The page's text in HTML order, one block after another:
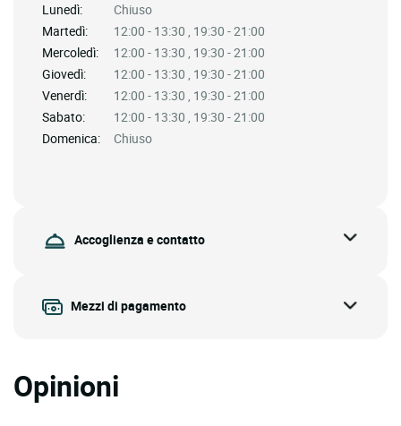
Lunedì:
Chiuso
Martedì:
12:00 - 13:30 , 19:30 - 21:00
Mercoledì:
12:00 - 13:30 , 19:30 - 21:00
Giovedì:
12:00 - 13:30 , 19:30 - 21:00
Venerdì:
12:00 - 13:30 , 19:30 - 21:00
Sabato:
12:00 - 13:30 , 19:30 - 21:00
Domenica:
Chiuso
Accoglienza e contatto
Mezzi di pagamento
Opinioni